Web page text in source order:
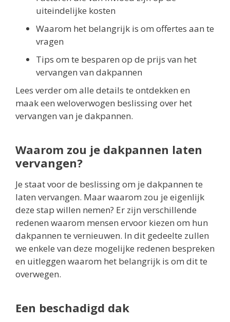
uiteindelijke kosten
Waarom het belangrijk is om offertes aan te
vragen
Tips om te besparen op de prijs van het
vervangen van dakpannen
Lees verder om alle details te ontdekken en
maak een weloverwogen beslissing over het
vervangen van je dakpannen.
Waarom zou je dakpannen laten
vervangen?
Je staat voor de beslissing om je dakpannen te
laten vervangen. Maar waarom zou je eigenlijk
deze stap willen nemen? Er zijn verschillende
redenen waarom mensen ervoor kiezen om hun
dakpannen te vernieuwen. In dit gedeelte zullen
we enkele van deze mogelijke redenen bespreken
en uitleggen waarom het belangrijk is om dit te
overwegen.
Een beschadigd dak